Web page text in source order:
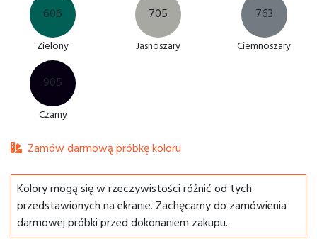
606
Zielony
705
Jasnoszary
763
Ciemnoszary
905
Czarny
Zamów darmową próbkę koloru
Kolory mogą się w rzeczywistości różnić od tych
przedstawionych na ekranie. Zachęcamy do zamówienia
darmowej próbki przed dokonaniem zakupu.